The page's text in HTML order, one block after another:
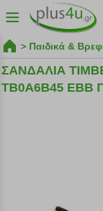
> Παιδικά &
ΣΑΝΔΑΛΙΑ
TB0A6B45